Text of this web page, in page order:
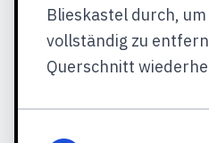
Blieskastel durch,
vollständig zu
Querschnitt